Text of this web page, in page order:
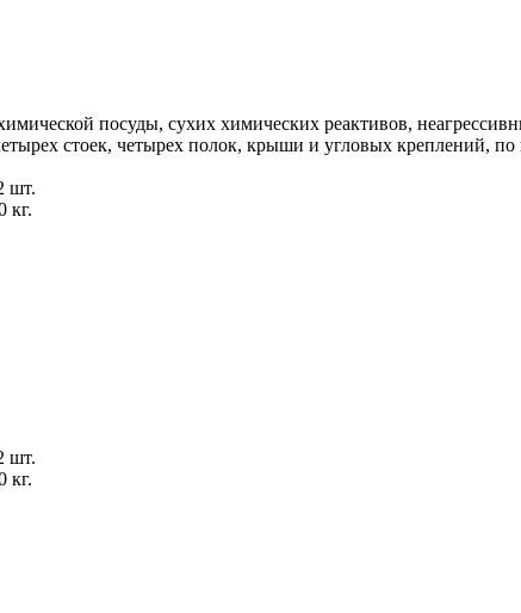
посуды, сухих химических реактивов,
стоек, четырех полок, крыши и угловых креплений,
шт.
кг.
шт.
кг.